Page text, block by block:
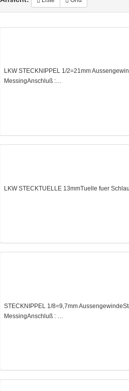
LKW STECKNIPPEL 1/2=21mm
MessingAnschluß :…
LKW STECKTUELLE 13mmTuelle fuer
STECKNIPPEL 1/8=9,7mm
MessingAnschluß : …